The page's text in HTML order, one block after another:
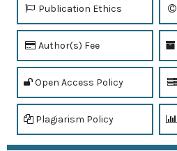
Publication Ethics
Author(s) Fee
Open Access Policy
Plagiarism Policy